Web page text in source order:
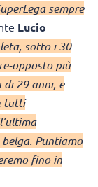
sempre
Lucio
sotto i 30
opposto più
29 anni, e
tutti
Puntiamo
fino in